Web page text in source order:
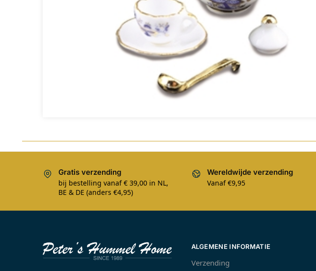
Gratis verzending
bij bestelling vanaf € 39,00 in NL,
BE & DE (anders €4,95)
Wereldwijde verzending
Vanaf €9,95
ALGEMENE INFORMATIE
Verzending